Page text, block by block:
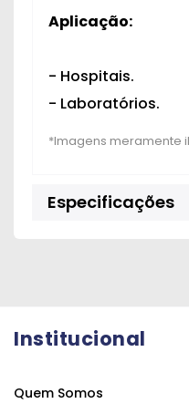
Aplicação:
- Hospitais.
- Laboratórios.
Especificações
Institucional
Quem Somos